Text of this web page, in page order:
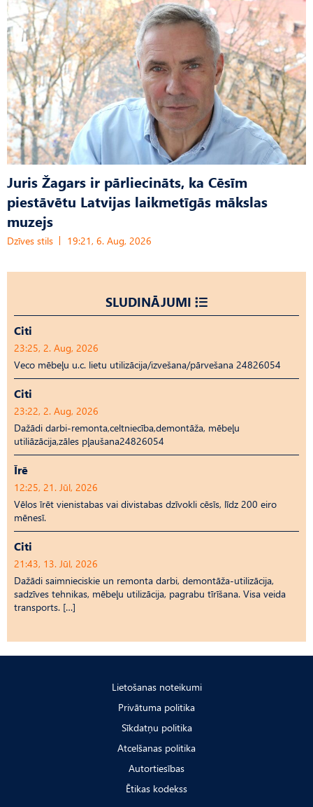
Juris Žagars ir pārliecināts, ka Cēsīm
piestāvētu Latvijas laikmetīgās mākslas
muzejs
Dzīves stils 19:21, 6. Aug, 2026
SLUDINĀJUMI
Citi
23:25, 2. Aug, 2026
Veco mēbeļu u.c. lietu utilizācija/izvešana/pārvešana 24826054
Citi
23:22, 2. Aug, 2026
Dažādi darbi-remonta,celtniecība,demontāža, mēbeļu
utiliāzācija,zāles pļaušana24826054
Īrē
12:25, 21. Jūl, 2026
Vēlos īrēt vienistabas vai divistabas dzīvokli cēsīs, līdz 200 eiro
mēnesī.
Citi
21:43, 13. Jūl, 2026
Dažādi saimnieciskie un remonta darbi, demontāža-utilizācija,
sadzīves tehnikas, mēbeļu utilizācija, pagrabu tīrīšana. Visa veida
transports. […]
Lietošanas noteikumi
Privātuma politika
Sīkdatņu politika
Atcelšanas politika
Autortiesības
Ētikas kodekss